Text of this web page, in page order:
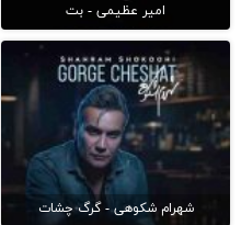
امیر عظیمی - بت
شهرام شکوهی - گرگ چشات